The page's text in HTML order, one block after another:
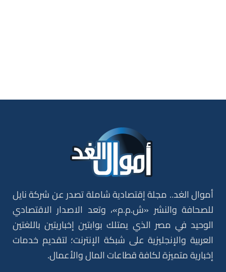
أموال الغد.. مجلة إقتصادية شاملة تصدر عن شركة نايل
للصحافة والنشر «ش.م.م»، وتعد الاصدار الاقتصادي
الوحيد في مصر الذي يمتلك بوابتين إخباريتين باللغتين
العربية والإنجليزية على شبكة الإنترنت؛ لتقديم خدمات